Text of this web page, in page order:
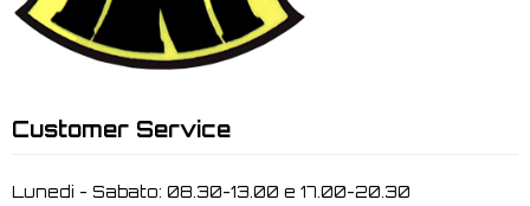
Customer Service
Lunedi - Sabato: 08.30-13.00 e 17.00-20.30